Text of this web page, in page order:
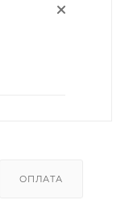
ОПЛАТА